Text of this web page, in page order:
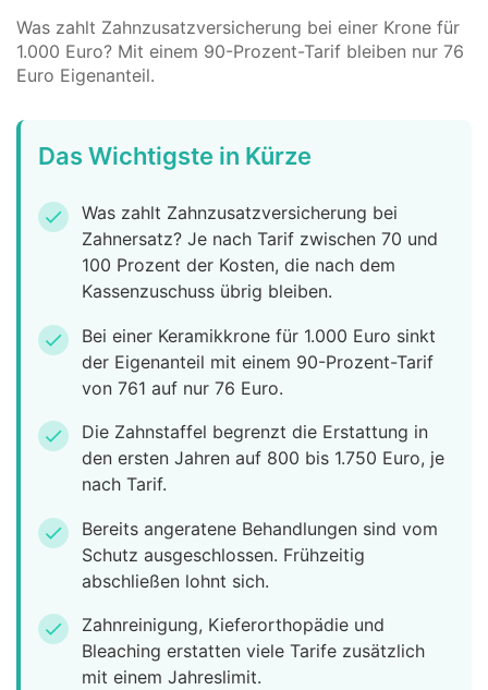
Was zahlt Zahnzusatzversicherung bei einer Krone für
1.000 Euro? Mit einem 90-Prozent-Tarif bleiben nur 76
Euro Eigenanteil.
Das Wichtigste in Kürze
check
Was zahlt Zahnzusatzversicherung bei
Zahnersatz? Je nach Tarif zwischen 70 und
100 Prozent der Kosten, die nach dem
Kassenzuschuss übrig bleiben.
check
Bei einer Keramikkrone für 1.000 Euro sinkt
der Eigenanteil mit einem 90-Prozent-Tarif
von 761 auf nur 76 Euro.
check
Die Zahnstaffel begrenzt die Erstattung in
den ersten Jahren auf 800 bis 1.750 Euro, je
nach Tarif.
check
Bereits angeratene Behandlungen sind vom
Schutz ausgeschlossen. Frühzeitig
abschließen lohnt sich.
check
Zahnreinigung, Kieferorthopädie und
Bleaching erstatten viele Tarife zusätzlich
mit einem Jahreslimit.